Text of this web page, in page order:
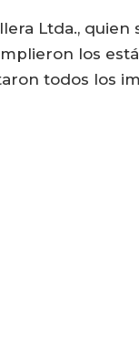
Ltda., quien
los
todos los